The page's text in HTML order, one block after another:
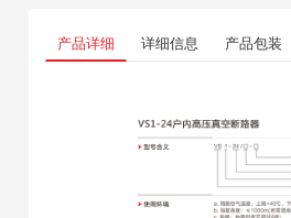
产品详细 详细信息 产品包装